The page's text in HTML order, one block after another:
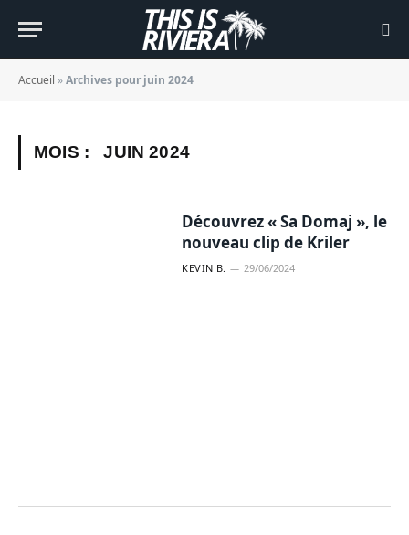
Accueil »Archives pour juin 2024
MOIS : JUIN 2024
Découvrez « Sa Domaj », le
nouveau clip de Kriler
KEVIN B. 29/06/2024